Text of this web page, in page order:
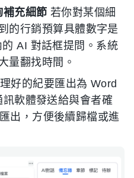
充細節 若你對某個細
的行銷預算具體數字是
AI 對話框提問。系統
量翻找時間。
好的紀要匯出為 Word
軟體發送給與會者確
出，方便後續歸檔或進